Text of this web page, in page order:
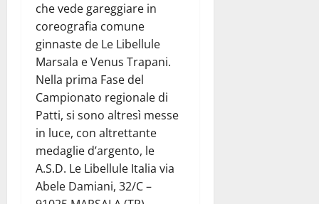
che vede gareggiare in
coreografia comune
ginnaste de Le Libellule
Marsala e Venus Trapani.
Nella prima Fase del
Campionato regionale di
Patti, si sono altresì messe
in luce, con altrettante
medaglie d’argento, le
A.S.D. Le Libellule Italia via
Abele Damiani, 32/C –